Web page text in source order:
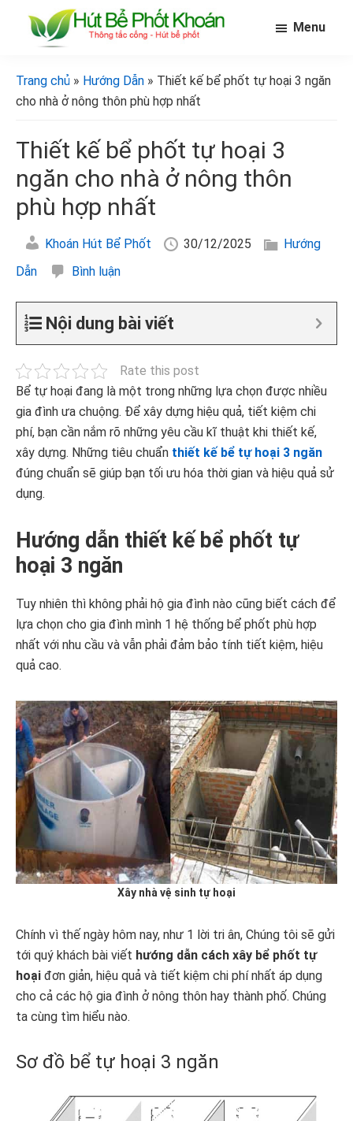
phốt
khoán]
bể
phốt
Menu
Trang chủ » Hướng Dẫn » Thiết kế bể phốt tự hoại 3 ngăn
cho nhà ở nông thôn phù hợp nhất
Thiết kế bể phốt tự hoại 3
ngăn cho nhà ở nông thôn
phù hợp nhất
Khoán Hút Bể Phốt 30/12/2025
Hướng
Dẫn
Bình luận
Nội dung bài viết
Rate this post
Bể tự hoại đang là một trong những lựa chọn được nhiều
gia đình ưa chuộng. Để xây dựng hiệu quả, tiết kiệm chi
phí, bạn cần nắm rõ những yêu cầu kĩ thuật khi thiết kế,
xây dựng. Những tiêu chuẩn thiết kế bể tự hoại 3 ngăn
đúng chuẩn sẽ giúp bạn tối ưu hóa thời gian và hiệu quả sử
dụng.
Hướng dẫn thiết kế bể phốt tự
hoại 3 ngăn
Tuy nhiên thì không phải hộ gia đình nào cũng biết cách để
lựa chọn cho gia đình mình 1 hệ thống bể phốt phù hợp
nhất với nhu cầu và vẫn phải đảm bảo tính tiết kiệm, hiệu
quả cao.
Xây nhà vệ sinh tự hoại
Chính vì thế ngày hôm nay, như 1 lời tri ân, Chúng tôi sẽ gửi
tới quý khách bài viết hướng dẫn cách xây bể phốt tự
hoại đơn giản, hiệu quả và tiết kiệm chi phí nhất áp dụng
cho cả các hộ gia đình ở nông thôn hay thành phố. Chúng
ta cùng tìm hiểu nào.
Sơ đồ bể tự hoại 3 ngăn